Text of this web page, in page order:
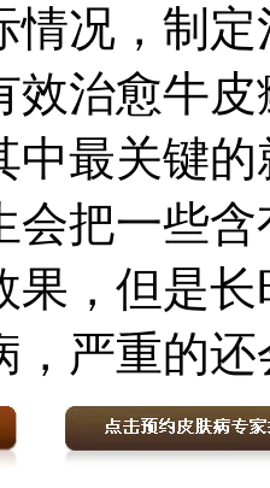
情况，制
效治愈牛
中最关键
会把一些
果，但是
，严重的